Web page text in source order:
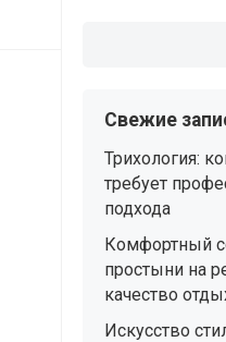
Свежие
Трихология:
требует
подхода
Комфортный
простыни на
качество
Искусство